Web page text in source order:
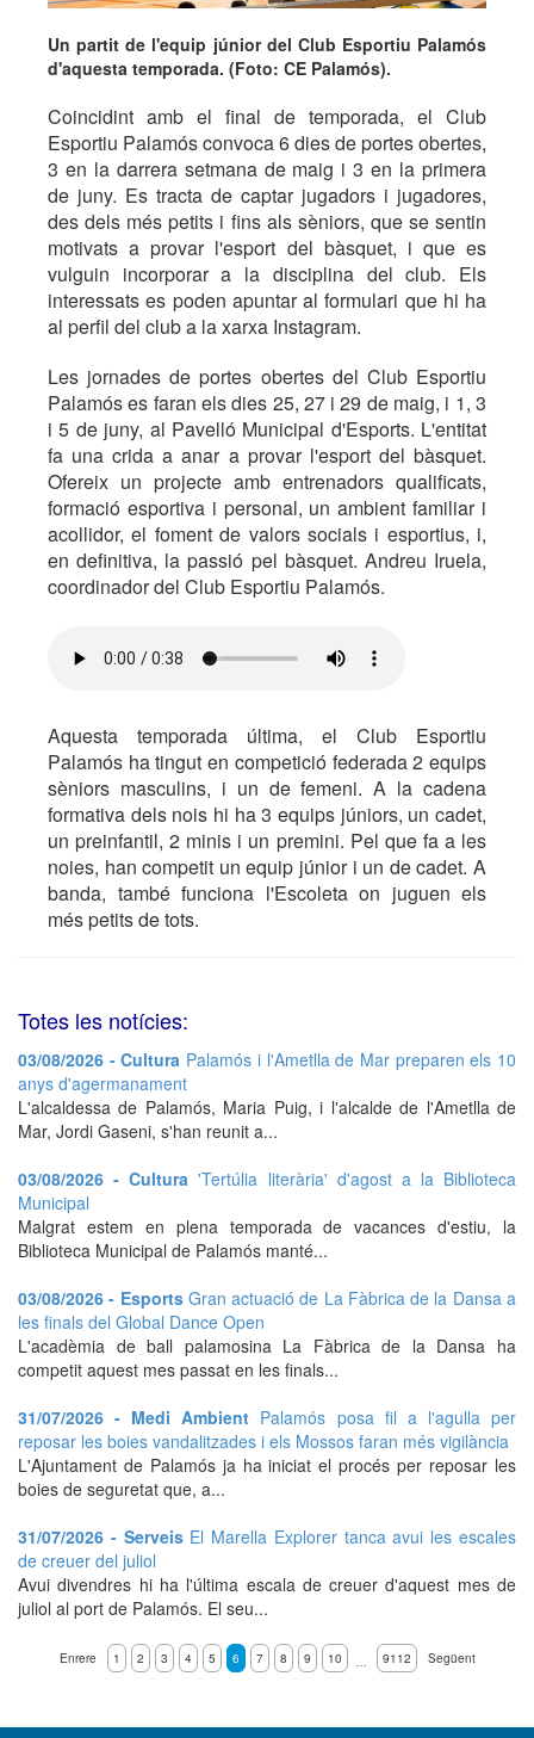
Un partit de l'equip júnior del Club Esportiu Palamós
d'aquesta temporada. (Foto: CE Palamós).
Coincidint amb el final de temporada, el Club
Esportiu Palamós convoca 6 dies de portes obertes,
3 en la darrera setmana de maig i 3 en la primera
de juny. Es tracta de captar jugadors i jugadores,
des dels més petits i fins als sèniors, que se sentin
motivats a provar l'esport del bàsquet, i que es
vulguin incorporar a la disciplina del club. Els
interessats es poden apuntar al formulari que hi ha
al perfil del club a la xarxa Instagram.
Les jornades de portes obertes del Club Esportiu
Palamós es faran els dies 25, 27 i 29 de maig, i 1, 3
i 5 de juny, al Pavelló Municipal d'Esports. L'entitat
fa una crida a anar a provar l'esport del bàsquet.
Ofereix un projecte amb entrenadors qualificats,
formació esportiva i personal, un ambient familiar i
acollidor, el foment de valors socials i esportius, i,
en definitiva, la passió pel bàsquet. Andreu Iruela,
coordinador del Club Esportiu Palamós.
Aquesta temporada última, el Club Esportiu
Palamós ha tingut en competició federada 2 equips
sèniors masculins, i un de femeni. A la cadena
formativa dels nois hi ha 3 equips júniors, un cadet,
un preinfantil, 2 minis i un premini. Pel que fa a les
noies, han competit un equip júnior i un de cadet. A
banda, també funciona l'Escoleta on juguen els
més petits de tots.
Totes les notícies:
03/08/2026 - Cultura Palamós i l'Ametlla de Mar preparen els 10
anys d'agermanament
L'alcaldessa de Palamós, Maria Puig, i l'alcalde de l'Ametlla de
Mar, Jordi Gaseni, s'han reunit a...
03/08/2026 - Cultura'Tertúlia literària' d'agost a la Biblioteca
Municipal
Malgrat estem en plena temporada de vacances d'estiu, la
Biblioteca Municipal de Palamós manté...
03/08/2026 - Esports Gran actuació de La Fàbrica de la Dansa a
les finals del Global Dance Open
L'acadèmia de ball palamosina La Fàbrica de la Dansa ha
competit aquest mes passat en les finals...
31/07/2026 - Medi Ambient Palamós posa fil a l'agulla per
reposar les boies vandalitzades i els Mossos faran més vigilància
L'Ajuntament de Palamós ja ha iniciat el procés per reposar les
boies de seguretat que, a...
31/07/2026 - Serveis El Marella Explorer tanca avui les escales
de creuer del juliol
Avui divendres hi ha l'última escala de creuer d'aquest mes de
juliol al port de Palamós. El seu...
Enrere 1 2 3 4 5 6 7 8 9 10 … 9112 Següent